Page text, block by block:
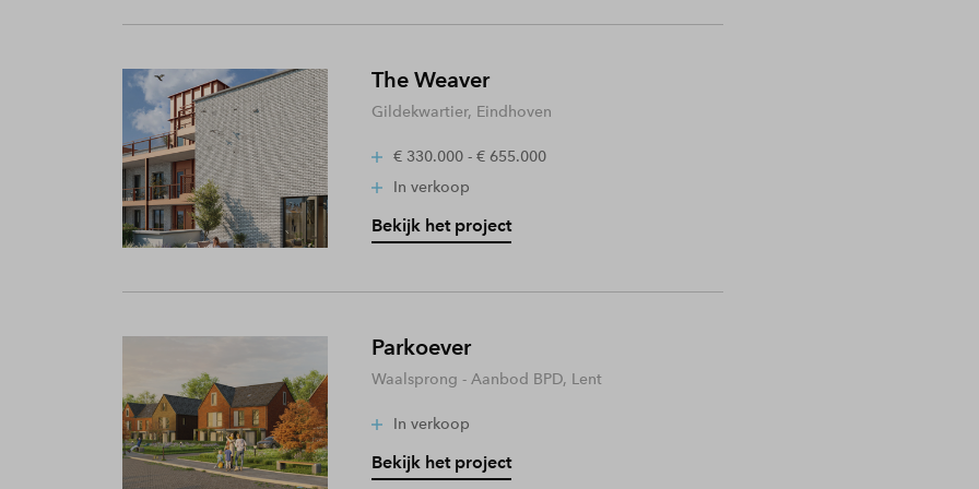
The Weaver
Gildekwartier, Eindhoven
€ 330.000 - € 655.000
In verkoop
Bekijk het project
Parkoever
Waalsprong - Aanbod BPD, Lent
In verkoop
Bekijk het project